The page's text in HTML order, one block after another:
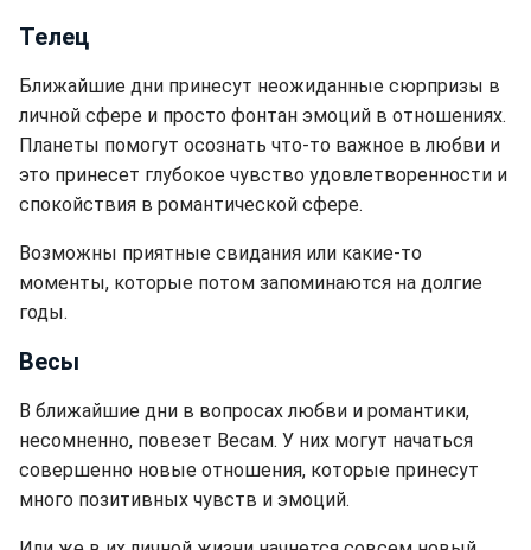
Телец
Ближайшие дни принесут неожиданные сюрпризы в
личной сфере и просто фонтан эмоций в отношениях.
Планеты помогут осознать что-то важное в любви и
это принесет глубокое чувство удовлетворенности и
спокойствия в романтической сфере.
Возможны приятные свидания или какие-то
моменты, которые потом запоминаются на долгие
годы.
Весы
В ближайшие дни в вопросах любви и романтики,
несомненно, повезет Весам. У них могут начаться
совершенно новые отношения, которые принесут
много позитивных чувств и эмоций.